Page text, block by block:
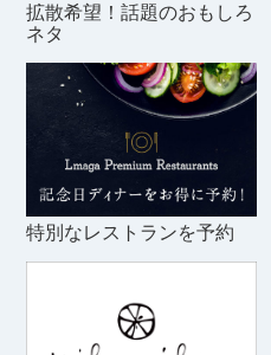
拡散希望！話題のおもしろ
ネタ
特別なレストランを予約